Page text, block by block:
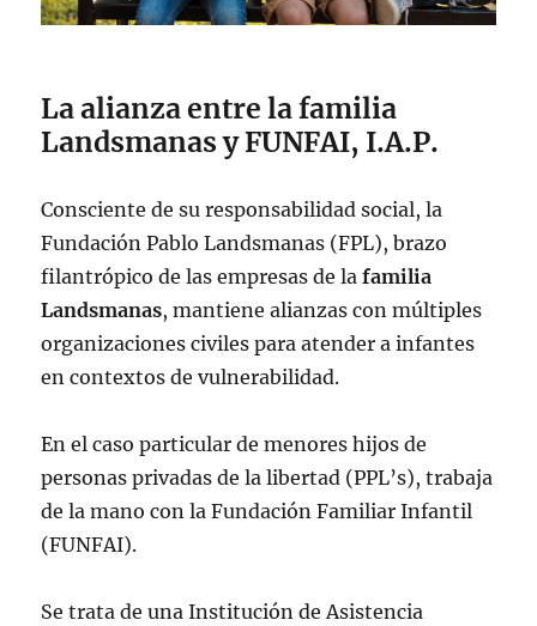
La alianza entre la familia
Landsmanas y FUNFAI, I.A.P.
Consciente de su responsabilidad social, la
Fundación Pablo Landsmanas (FPL), brazo
filantrópico de las empresas de lafamilia
Landsmanas, mantiene alianzas con múltiples
organizaciones civiles para atender a infantes
en contextos de vulnerabilidad.
En el caso particular de menores hijos de
personas privadas de la libertad (PPL’s), trabaja
de la mano con la Fundación Familiar Infantil
(FUNFAI).
Se trata de una Institución de Asistencia